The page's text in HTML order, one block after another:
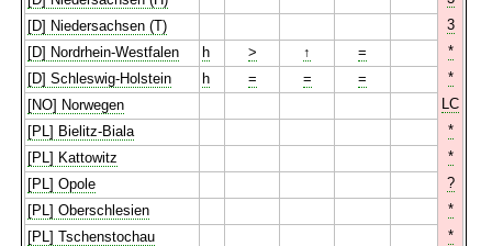
[D] Niedersachsen (T)
3
[D] Nordrhein-Westfalen
h > ↑ =
*
[D] Schleswig-Holstein
h = = =
*
[NO] Norwegen
LC
[PL] Bielitz-Biala
*
[PL] Kattowitz
*
[PL] Opole
?
[PL] Oberschlesien
*
[PL] Tschenstochau
*